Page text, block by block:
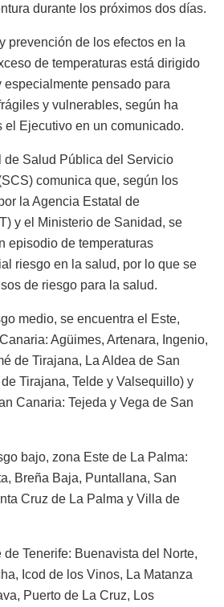
durante los próximos dos días.
prevención de los efectos en la
de temperaturas está dirigido
pensado para
y vulnerables, según ha
el Ejecutivo en un comunicado.
de Salud Pública del Servicio
comunica que, según los
la Agencia Estatal de
y el Ministerio de Sanidad, se
episodio de temperaturas
riesgo en la salud, por lo que se
de riesgo para la salud.
medio, se encuentra el Este,
Agüimes, Artenara, Ingenio,
de Tirajana, La Aldea de San
Tirajana, Telde y Valsequillo) y
Canaria: Tejeda y Vega de San
bajo, zona Este de La Palma:
Breña Baja, Puntallana, San
Cruz de La Palma y Villa de
Tenerife: Buenavista del Norte,
Icod de los Vinos, La Matanza
Puerto de La Cruz, Los